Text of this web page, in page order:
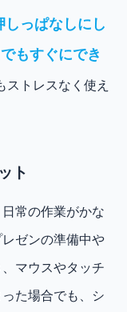
っぱなしにし
もすぐにでき
ストレスなく使え
ト
常の作業がかな
ゼンの準備中や
マウスやタッチ
た場合でも、シ